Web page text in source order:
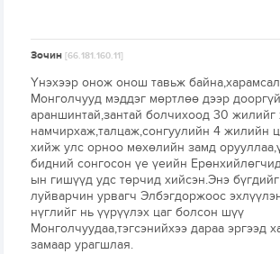
Зочин[66.181.160.11]
Үнэхээр онож онош тавьж
Монголчууд мэддэг мөртлөө дээр
араншинтай,зантай болчихоод 30 жилийг
намчирхаж,талцаж,сонгуулийн 4 жилийн
хийж улс орноо мөхөлийн замд
бидний сонгосон үе үеийн
ын гишүүд удс төрчид хийсэн.Энэ
луйварчин урвагч Элбэгдоржоос
нүглийг нь үүрүүлэх цаг болсон шүү
Монголчуудаа,тэгсэнийхээ дараа эргээд
замаар урагшлая.